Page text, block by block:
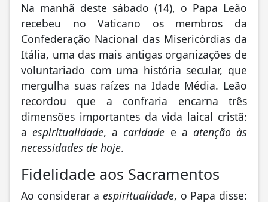
Na manhã deste sábado (14), o Papa Leão
recebeu no Vaticano os membros da
Confederação Nacional das Misericórdias da
Itália, uma das mais antigas organizações de
voluntariado com uma história secular, que
mergulha suas raízes na Idade Média. Leão
recordou que a confraria encarna três
dimensões importantes da vida laical cristã:
aespiritualidade, acaridade e a atenção às
necessidades de hoje.
Fidelidade aos Sacramentos
Ao considerar a espiritualidade, o Papa disse: